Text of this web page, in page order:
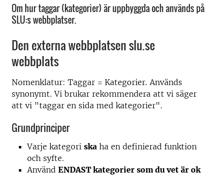
Om hur taggar (kategorier) är uppbyggda och används på
SLU:s webbplatser.
Den externa webbplatsen slu.se
webbplats
Nomenklatur: Taggar = Kategorier. Används
synonymt. Vi brukar rekommendera att vi säger
att vi "taggar en sida med kategorier".
Grundprinciper
Varje kategori ska ha en definierad funktion
och syfte.
Använd ENDAST kategorier som du vet är ok